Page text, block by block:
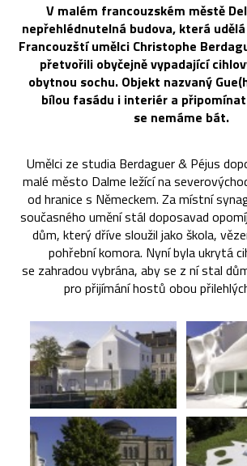
V malém francouzském městě
nepřehlédnutelná budova, která
Francouzští umělci Christophe
přetvořili obyčejně vypadající
obytnou sochu. Objekt nazvaný
bílou fasádu i interiér a
se nemáme bát.
Umělci ze studia Berdaguer & Péjus
malé město Dalme ležící na
od hranice s Německem. Za místní
současného umění stál doposavad
dům, který dříve sloužil jako škola,
pohřební komora. Nyní byla ukrytá
se zahradou vybrána, aby se z ní stal
pro přijímání hostů obou